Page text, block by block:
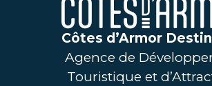
Côtes d’Armor
Agence de
Touristique et